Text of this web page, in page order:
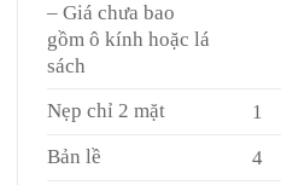
– Giá chưa bao
gồm ô kính hoặc lá
sách
Nẹp chỉ 2 mặt 1
Bản lề
4